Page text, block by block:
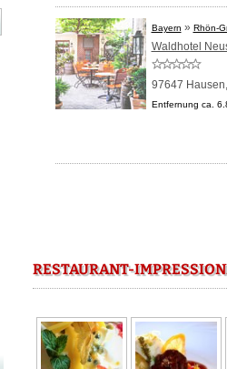
Bayern » Rhön-
Waldhotel
97647
Entfernung ca.
RESTAURANT-